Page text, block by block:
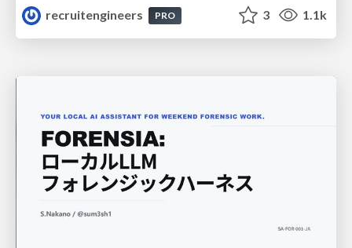
recruitengineers
PRO 3 1.1k